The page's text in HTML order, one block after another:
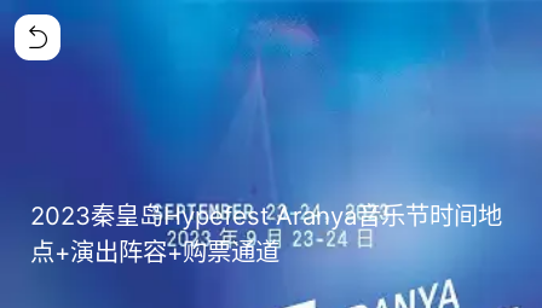
2023秦皇岛Hypefest Aranya音乐节时间地
点+演出阵容+购票通道